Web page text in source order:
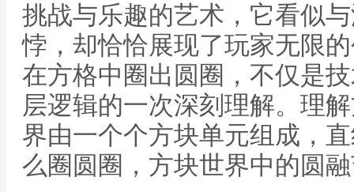
挑战与乐趣的艺术，它看似
悖，却恰恰展现了玩家无限
在方格中圈出圆圈，不仅是
层逻辑的一次深刻理解。理
界由一个个方块单元组成，
么圈圆圈，方块世界中的圆